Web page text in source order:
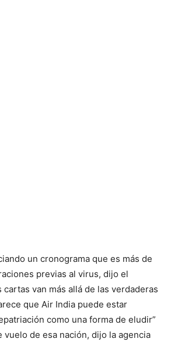
un cronograma que es más de
previas al virus, dijo el
cartas van más allá de las verdaderas
que Air India puede estar
como una forma de eludir”
vuelo de esa nación, dijo la agencia